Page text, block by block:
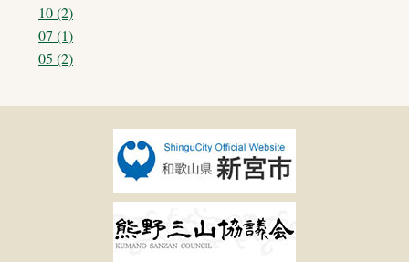
10 (2)
07 (1)
05 (2)